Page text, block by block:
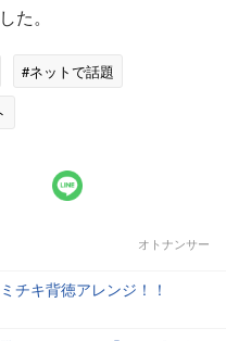
た。
#ネットで話題
オトナンサー
チキ背徳アレンジ！！